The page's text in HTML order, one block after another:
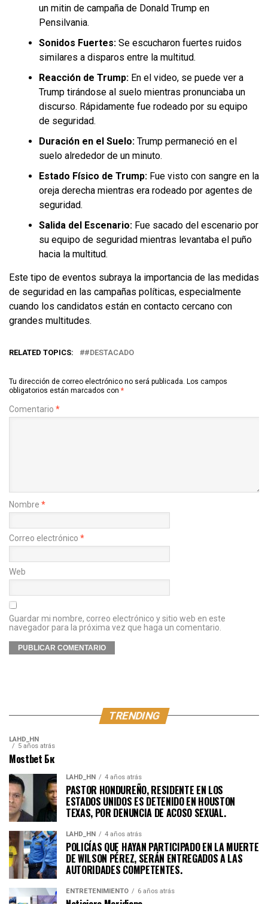
un mitin de campaña de Donald Trump en
Pensilvania.
Sonidos Fuertes: Se escucharon fuertes ruidos
similares a disparos entre la multitud.
Reacción de Trump: En el video, se puede ver a
Trump tirándose al suelo mientras pronunciaba un
discurso. Rápidamente fue rodeado por su equipo
de seguridad.
Duración en el Suelo: Trump permaneció en el
suelo alrededor de un minuto.
Estado Físico de Trump: Fue visto con sangre en la
oreja derecha mientras era rodeado por agentes de
seguridad.
Salida del Escenario: Fue sacado del escenario por
su equipo de seguridad mientras levantaba el puño
hacia la multitud.
Este tipo de eventos subraya la importancia de las medidas
de seguridad en las campañas políticas, especialmente
cuando los candidatos están en contacto cercano con
grandes multitudes.
RELATED TOPICS: #DESTACADO
Tu dirección de correo electrónico no será publicada. Los campos
obligatorios están marcados con *
Comentario *
Nombre *
Correo electrónico *
Web
Guardar mi nombre, correo electrónico y sitio web en este
navegador para la próxima vez que haga un comentario.
TRENDING
LAHD_HN
5 años atrás
Mostbet Бк
LAHD_HN 4 años atrás
PASTOR HONDUREÑO, RESIDENTE EN LOS
ESTADOS UNIDOS ES DETENIDO EN HOUSTON
TEXAS, POR DENUNCIA DE ACOSO SEXUAL.
LAHD_HN 4 años atrás
POLICÍAS QUE HAYAN PARTICIPADO EN LA MUERTE
DE WILSON PÉREZ, SERÁN ENTREGADOS A LAS
AUTORIDADES COMPETENTES.
ENTRETENIMIENTO 6 años atrás